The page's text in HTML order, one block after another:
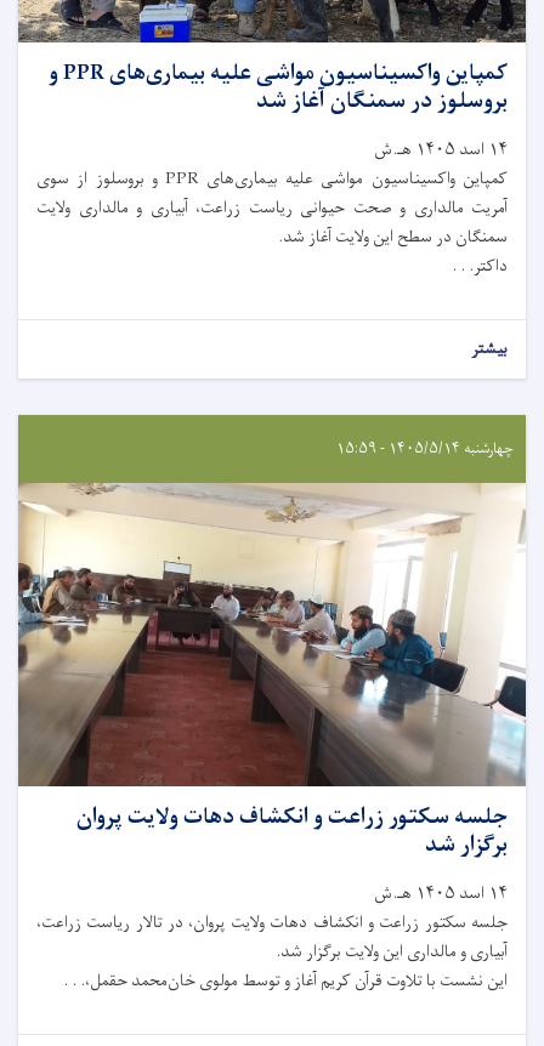
کمپاین واکسیناسیون مواشی علیه بیماری‌های PPR و
بروسلوز در سمنگان آغاز شد
۱۴ اسد ۱۴۰۵ هـ.ش
کمپاین واکسیناسیون مواشی علیه بیماری‌های PPR و بروسلوز از سوی
آمریت مالداری و صحت حیوانی ریاست زراعت، آبیاری و مالداری ولایت
سمنگان در سطح این ولایت آغاز شد.
داکتر. . .
بیشتر
چهارشنبه ۱۴۰۵/۵/۱۴ - ۱۵:۵۹
جلسه سکتور زراعت و انکشاف دهات ولایت پروان
برگزار شد
۱۴ اسد ۱۴۰۵ هـ.ش
جلسه سکتور زراعت و انکشاف دهات ولایت پروان، در تالار ریاست زراعت،
آبیاری و مالداری این ولایت برگزار شد.
این نشست با تلاوت قرآن کریم آغاز و توسط مولوی خان‌محمد حقمل،. . .